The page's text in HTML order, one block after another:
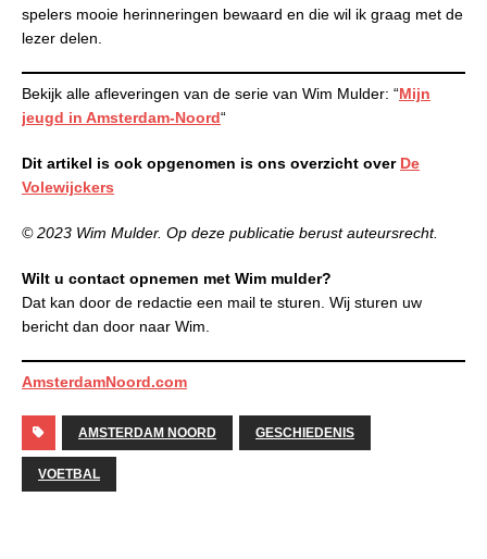
spelers mooie herinneringen bewaard en die wil ik graag met de
lezer delen.
Bekijk alle afleveringen van de serie van Wim Mulder: “Mijn
jeugd in Amsterdam-Noord“
Dit artikel is ook opgenomen is ons overzicht over De
Volewijckers
© 2023 Wim Mulder. Op deze publicatie berust auteursrecht.
Wilt u contact opnemen met Wim mulder?
Dat kan door de redactie een mail te sturen. Wij sturen uw
bericht dan door naar Wim.
AmsterdamNoord.com
AMSTERDAM NOORD GESCHIEDENIS
VOETBAL